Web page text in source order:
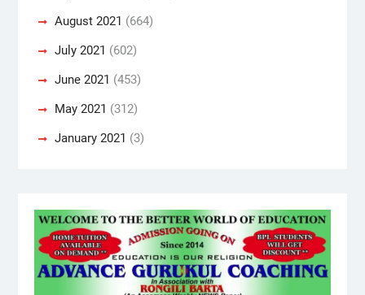
August 2021 (664)
July 2021 (602)
June 2021 (453)
May 2021 (312)
January 2021 (3)